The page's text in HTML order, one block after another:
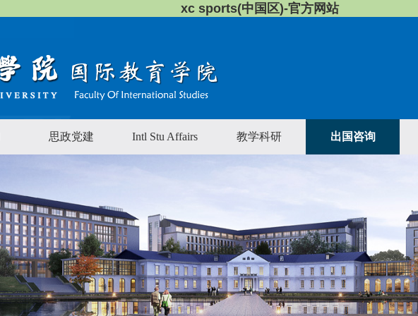
xc sports(中国区)-官方网站
思政党建 Intl Stu Affairs 教学科研 出国咨询